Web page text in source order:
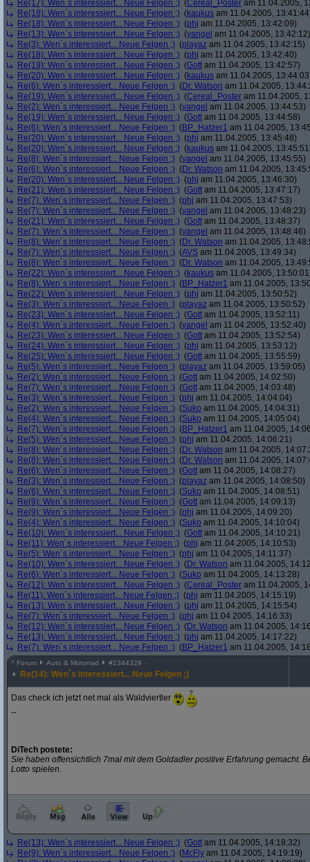
Re(17): Wen´s interessiert... Neue Felgen ;) (Cereal_Poster am 11.04.2005,
Re(18): Wen´s interessiert... Neue Felgen ;) (kaukus am 11.04.2005,
Re(18): Wen´s interessiert... Neue Felgen ;) (phj am 11.04.2005, 13:42:09)
Re(13): Wen´s interessiert... Neue Felgen ;) (yangel am 11.04.2005, 13:42:12)
Re(3): Wen´s interessiert... Neue Felgen ;) (playaz am 11.04.2005, 13:42:15)
Re(18): Wen´s interessiert... Neue Felgen ;) (phj am 11.04.2005, 13:42:40)
Re(19): Wen´s interessiert... Neue Felgen ;) (Gott am 11.04.2005, 13:42:57)
Re(20): Wen´s interessiert... Neue Felgen ;) (kaukus am 11.04.2005,
Re(6): Wen´s interessiert... Neue Felgen ;) (Dr. Watson am 11.04.2005,
Re(19): Wen´s interessiert... Neue Felgen ;) (Cereal_Poster am 11.04.2005,
Re(2): Wen´s interessiert... Neue Felgen ;) (yangel am 11.04.2005, 13:44:53)
Re(19): Wen´s interessiert... Neue Felgen ;) (Gott am 11.04.2005, 13:44:58)
Re(6): Wen´s interessiert... Neue Felgen ;) (BP_Hatzer1 am 11.04.2005,
Re(20): Wen´s interessiert... Neue Felgen ;) (phj am 11.04.2005, 13:45:48)
Re(20): Wen´s interessiert... Neue Felgen ;) (kaukus am 11.04.2005,
Re(8): Wen´s interessiert... Neue Felgen ;) (yangel am 11.04.2005, 13:45:55)
Re(6): Wen´s interessiert... Neue Felgen ;) (Dr. Watson am 11.04.2005,
Re(20): Wen´s interessiert... Neue Felgen ;) (phj am 11.04.2005, 13:46:30)
Re(21): Wen´s interessiert... Neue Felgen ;) (Gott am 11.04.2005, 13:47:17)
Re(7): Wen´s interessiert... Neue Felgen ;) (phj am 11.04.2005, 13:47:53)
Re(7): Wen´s interessiert... Neue Felgen ;) (yangel am 11.04.2005, 13:48:23)
Re(21): Wen´s interessiert... Neue Felgen ;) (Gott am 11.04.2005, 13:48:37)
Re(7): Wen´s interessiert... Neue Felgen ;) (yangel am 11.04.2005, 13:48:46)
Re(8): Wen´s interessiert... Neue Felgen ;) (Dr. Watson am 11.04.2005,
Re(7): Wen´s interessiert... Neue Felgen ;) (AVS am 11.04.2005, 13:49:34)
Re(8): Wen´s interessiert... Neue Felgen ;) (Dr. Watson am 11.04.2005,
Re(22): Wen´s interessiert... Neue Felgen ;) (kaukus am 11.04.2005,
Re(8): Wen´s interessiert... Neue Felgen ;) (BP_Hatzer1 am 11.04.2005,
Re(22): Wen´s interessiert... Neue Felgen ;) (phj am 11.04.2005, 13:50:52)
Re(3): Wen´s interessiert... Neue Felgen ;) (playaz am 11.04.2005, 13:50:52)
Re(23): Wen´s interessiert... Neue Felgen ;) (Gott am 11.04.2005, 13:52:11)
Re(4): Wen´s interessiert... Neue Felgen ;) (yangel am 11.04.2005, 13:52:40)
Re(23): Wen´s interessiert... Neue Felgen ;) (Gott am 11.04.2005, 13:52:54)
Re(24): Wen´s interessiert... Neue Felgen ;) (phj am 11.04.2005, 13:53:12)
Re(25): Wen´s interessiert... Neue Felgen ;) (Gott am 11.04.2005, 13:55:59)
Re(5): Wen´s interessiert... Neue Felgen ;) (playaz am 11.04.2005, 13:59:05)
Re(2): Wen´s interessiert... Neue Felgen ;) (Gott am 11.04.2005, 14:02:50)
Re(7): Wen´s interessiert... Neue Felgen ;) (Gott am 11.04.2005, 14:03:48)
Re(3): Wen´s interessiert... Neue Felgen ;) (phj am 11.04.2005, 14:04:04)
Re(2): Wen´s interessiert... Neue Felgen ;) (Suko am 11.04.2005, 14:04:31)
Re(4): Wen´s interessiert... Neue Felgen ;) (Suko am 11.04.2005, 14:05:04)
Re(7): Wen´s interessiert... Neue Felgen ;) (BP_Hatzer1 am 11.04.2005,
Re(5): Wen´s interessiert... Neue Felgen ;) (phj am 11.04.2005, 14:06:21)
Re(8): Wen´s interessiert... Neue Felgen ;) (Dr. Watson am 11.04.2005,
Re(8): Wen´s interessiert... Neue Felgen ;) (Dr. Watson am 11.04.2005,
Re(6): Wen´s interessiert... Neue Felgen ;) (Gott am 11.04.2005, 14:08:27)
Re(3): Wen´s interessiert... Neue Felgen ;) (playaz am 11.04.2005, 14:08:50)
Re(6): Wen´s interessiert... Neue Felgen ;) (Suko am 11.04.2005, 14:08:51)
Re(9): Wen´s interessiert... Neue Felgen ;) (Gott am 11.04.2005, 14:09:13)
Re(9): Wen´s interessiert... Neue Felgen ;) (phj am 11.04.2005, 14:09:20)
Re(4): Wen´s interessiert... Neue Felgen ;) (Suko am 11.04.2005, 14:10:04)
Re(10): Wen´s interessiert... Neue Felgen ;) (Gott am 11.04.2005, 14:10:21)
Re(11): Wen´s interessiert... Neue Felgen ;) (phj am 11.04.2005, 14:10:53)
Re(5): Wen´s interessiert... Neue Felgen ;) (phj am 11.04.2005, 14:11:37)
Re(10): Wen´s interessiert... Neue Felgen ;) (Dr. Watson am 11.04.2005,
Re(6): Wen´s interessiert... Neue Felgen ;) (Suko am 11.04.2005, 14:13:28)
Re(12): Wen´s interessiert... Neue Felgen ;) (Cereal_Poster am 11.04.2005,
Re(11): Wen´s interessiert... Neue Felgen ;) (phj am 11.04.2005, 14:15:19)
Re(13): Wen´s interessiert... Neue Felgen ;) (phj am 11.04.2005, 14:15:54)
Re(7): Wen´s interessiert... Neue Felgen ;) (phj am 11.04.2005, 14:16:33)
Re(12): Wen´s interessiert... Neue Felgen ;) (Dr. Watson am 11.04.2005,
Re(13): Wen´s interessiert... Neue Felgen ;) (phj am 11.04.2005, 14:17:22)
Re(7): Wen´s interessiert... Neue Felgen ;) (BP_Hatzer1 am 11.04.2005,
^ Forum Auto & Motorrad #2344329
Re(14): Wen´s interessiert... Neue Felgen ;)
Das check ich jetzt net mal als Waldviertler
--
DiTech postete:
Sie haben offensichtlich 7mal mit dem Goldadler positive Erfahrung gemacht.
Lotto spielen.
Re(13): Wen´s interessiert... Neue Felgen ;) (Gott am 11.04.2005, 14:18:32)
Re(9): Wen´s interessiert... Neue Felgen ;) (McFly am 11.04.2005, 14:19:19)